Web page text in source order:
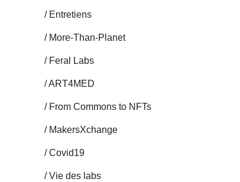
En­tre­tiens
More-Than-Pla­net
Feral Labs
ART4MED
From Commons to NFTs
Ma­kersX­change
Covid19
Vie des labs